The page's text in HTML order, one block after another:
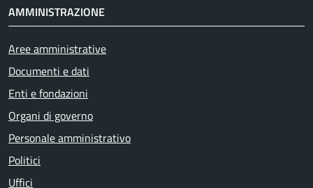
AMMINISTRAZIONE
Aree amministrative
Documenti e dati
Enti e fondazioni
Organi di governo
Personale amministrativo
Politici
Uffici